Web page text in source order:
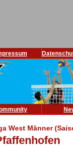
West Männer